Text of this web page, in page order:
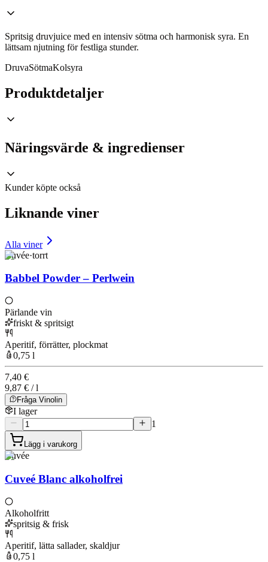
Spritsig druvjuice med en intensiv sötma och harmonisk syra. En
lättsam njutning för festliga stunder.
DruvaSötmaKolsyra
Produktdetaljer
Näringsvärde & ingredienser
Kunder köpte också
Liknande viner
Alla viner
Cuvée·torrt
Babbel Powder – Perlwein
Pärlande vin
friskt & spritsigt
Aperitif, förrätter, plockmat
0,75 l
7,40 €
9,87 € / l
Fråga Vinolin
I lager
1
Lägg i varukorg
Cuvée
Cuveé Blanc alkoholfrei
Alkoholfritt
spritsig & frisk
Aperitif, lätta sallader, skaldjur
0,75 l